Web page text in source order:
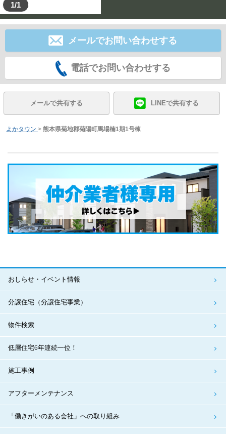
1/1
メールでお問い合わせする
電話でお問い合わせする
メールで共有する LINEで共有する
よかタウン > 熊本県菊地郡菊陽町馬場楠1期1号棟
おしらせ・イベント情報
分譲住宅（分譲住宅事業）
物件検索
低層住宅6年連続一位！
施工事例
アフターメンテナンス
「働きがいのある会社」への取り組み